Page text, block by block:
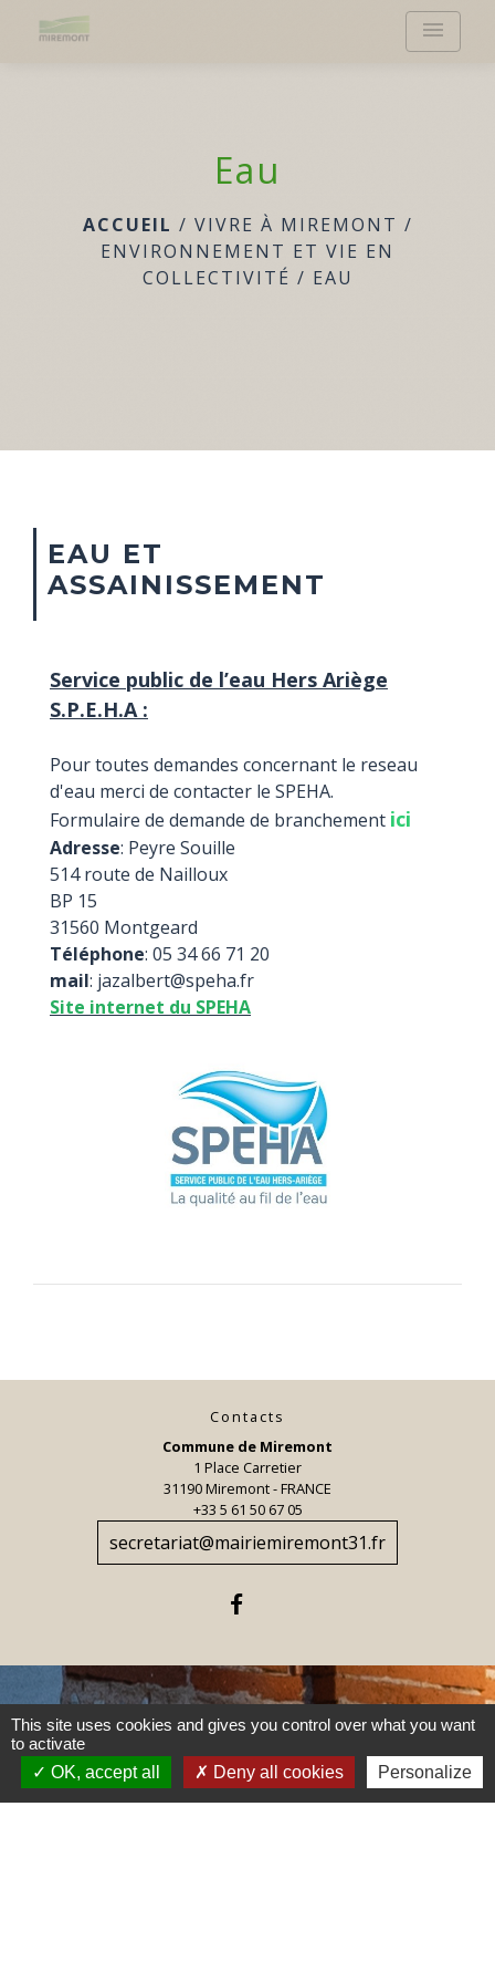
menu
Eau
ACCUEIL / VIVRE À MIREMONT /
ENVIRONNEMENT ET VIE EN
COLLECTIVITÉ / EAU
EAU ET
ASSAINISSEMENT
Service public de l’eau Hers Ariège
S.P.E.H.A :
Pour toutes demandes concernant le reseau
d'eau merci de contacter le SPEHA.
Formulaire de demande de branchement ici
Adresse: Peyre Souille
514 route de Nailloux
BP 15
31560 Montgeard
Téléphone: 05 34 66 71 20
mail: jazalbert@speha.fr
Site internet du SPEHA
Contacts
Commune de Miremont
1 Place Carretier
31190 Miremont - FRANCE
+33 5 61 50 67 05
secretariat@mairiemiremont31.fr
Jumelages
Torrefarrera, Espagne
This site uses cookies and gives you control over what you want
to activate
OK, accept all
Deny all cookies Personalize